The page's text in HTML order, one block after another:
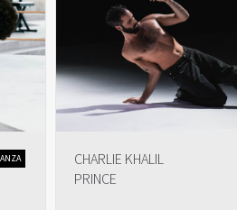
CHARLIE KHALIL
PRINCE